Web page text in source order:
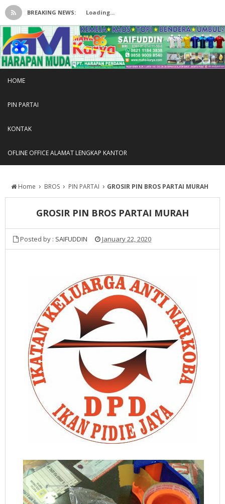
BREAKING NEWS: Loading...
HOME
PIN PARTAI
KONTAK
OFLINE OFFICE ALAMAT LENGKAP KANTOR
Home › BROS › PIN PARTAI › GROSIR PIN BROS PARTAI MURAH
GROSIR PIN BROS PARTAI MURAH
Posted by : SAIFUDDIN January 22, 2020